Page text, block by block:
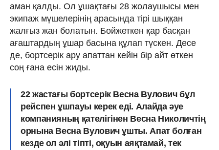
аман қалды. Ол ұшақтағы 28 жолаушысы мен
экипаж мүшелерінің арасында тірі шыққан
жалғыз жан болатын. Бойжеткен қар басқан
ағаштардың ұшар басына құлап түскен. Десе
де, бортсерік ару апаттан кейін бір айт өткен
соң ғана есін жиды.
22 жастағы бортсерік Весна Вулович бұл
рейспен ұшпауы керек еді. Алайда әуе
компанияның қателігінен Весна Николичтің
орнына Весна Вулович ұшты. Апат болған
кезде ол әлі тіпті, оқуын аяқтамай, тек